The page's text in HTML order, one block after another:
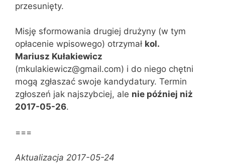
przesunięty.
Misję sformowania drugiej drużyny (w tym
opłacenie wpisowego) otrzymał kol.
Mariusz Kułakiewicz
(mkulakiewicz@gmail.com) i do niego chętni
mogą zgłaszać swoje kandydatury. Termin
zgłoszeń jak najszybciej, ale nie później niż
2017-05-26.
===
Aktualizacja 2017-05-24